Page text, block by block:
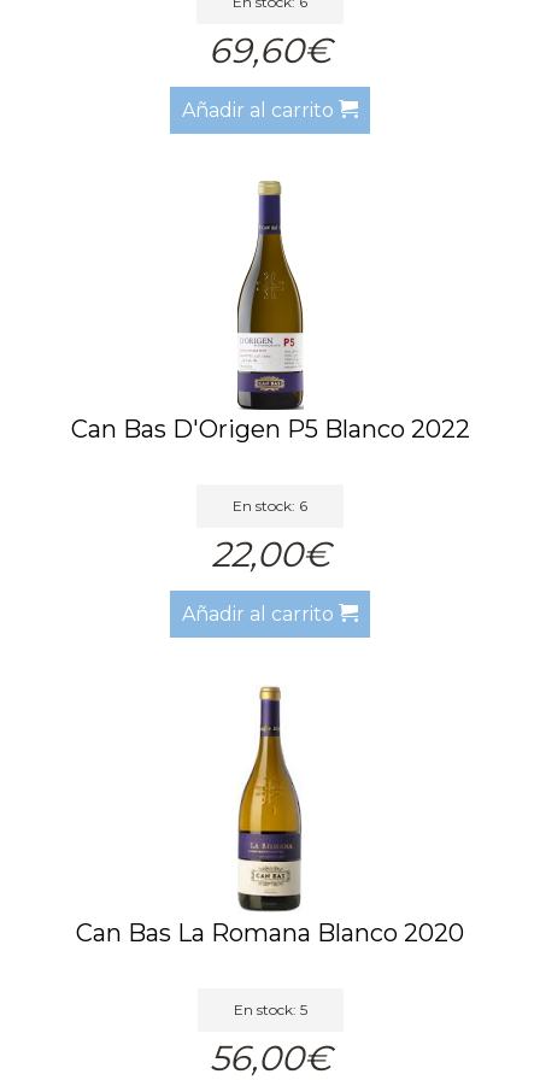
69,60€
Añadir al carrito
Can Bas D'Origen P5 Blanco 2022
En stock: 6
22,00€
Añadir al carrito
Can Bas La Romana Blanco 2020
En stock: 5
56,00€